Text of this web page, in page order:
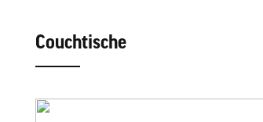
Couchtische